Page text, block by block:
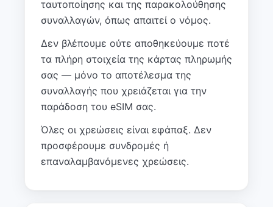
ταυτοποίησης και της παρακολούθησης
συναλλαγών, όπως απαιτεί ο νόμος.
Δεν βλέπουμε ούτε αποθηκεύουμε ποτέ
τα πλήρη στοιχεία της κάρτας πληρωμής
σας — μόνο το αποτέλεσμα της
συναλλαγής που χρειάζεται για την
παράδοση του eSIM σας.
Όλες οι χρεώσεις είναι εφάπαξ. Δεν
προσφέρουμε συνδρομές ή
επαναλαμβανόμενες χρεώσεις.